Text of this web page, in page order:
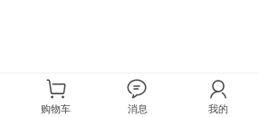
购物车 消息 我的